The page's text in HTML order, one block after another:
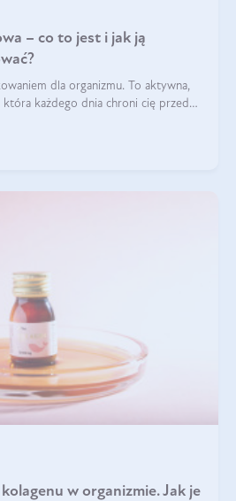
– co to jest i jak ją
dla organizmu. To aktywna,
każdego dnia chroni cię przed
w organizmie. Jak je